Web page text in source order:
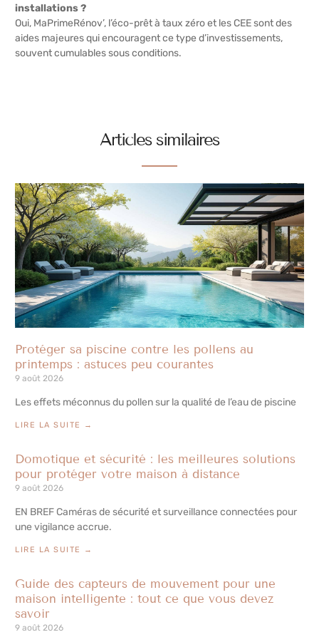
installations ?
Oui, MaPrimeRénov’, l’éco-prêt à taux zéro et les CEE sont des
aides majeures qui encouragent ce type d’investissements,
souvent cumulables sous conditions.
Articles similaires
Protéger sa piscine contre les pollens au
printemps : astuces peu courantes
9 août 2026
Les effets méconnus du pollen sur la qualité de l’eau de piscine
LIRE LA SUITE →
Domotique et sécurité : les meilleures solutions
pour protéger votre maison à distance
9 août 2026
EN BREF Caméras de sécurité et surveillance connectées pour
une vigilance accrue.
LIRE LA SUITE →
Guide des capteurs de mouvement pour une
maison intelligente : tout ce que vous devez
savoir
9 août 2026